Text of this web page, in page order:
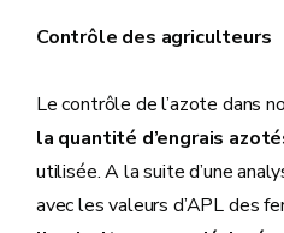
Contrôle des agriculteurs
Le contrôle de l’azote dans
la quantité d’engrais
utilisée. A la suite d’une
avec les valeurs d’APL des